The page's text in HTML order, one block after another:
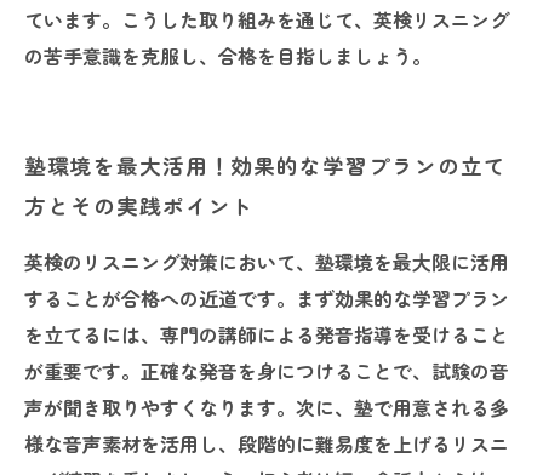
ています。こうした取り組みを通じて、英検リスニング
の苦手意識を克服し、合格を目指しましょう。
塾環境を最大活用！効果的な学習プランの立て
方とその実践ポイント
英検のリスニング対策において、塾環境を最大限に活用
することが合格への近道です。まず効果的な学習プラン
を立てるには、専門の講師による発音指導を受けること
が重要です。正確な発音を身につけることで、試験の音
声が聞き取りやすくなります。次に、塾で用意される多
様な音声素材を活用し、段階的に難易度を上げるリスニ